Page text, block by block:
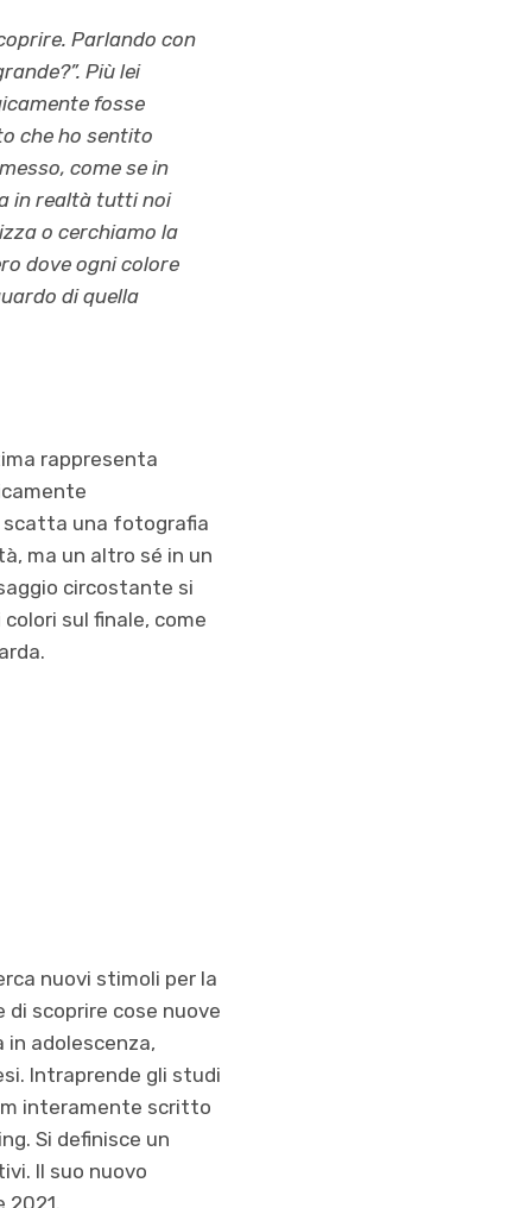
Parlando con
Più lei
fosse
che ho sentito
come se in
in realtà tutti noi
o cerchiamo la
dove ogni colore
di quella
rappresenta
scatta una fotografia
ma un altro sé in un
circostante si
sul finale, come
nuovi stimoli per la
scoprire cose nuove
in adolescenza,
Intraprende gli studi
interamente scritto
Si definisce un
Il suo nuovo
2021.